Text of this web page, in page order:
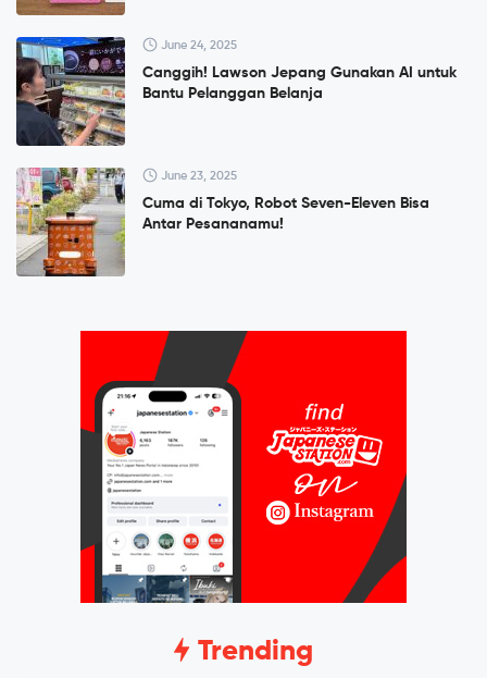
June 24, 2025
Canggih! Lawson Jepang Gunakan AI untuk
Bantu Pelanggan Belanja
June 23, 2025
Cuma di Tokyo, Robot Seven-Eleven Bisa
Antar Pesananamu!
Trending